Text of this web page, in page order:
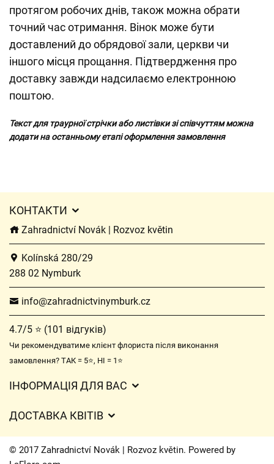
протягом робочих днів, також можна обрати
точний час отримання. Вінок може бути
доставлений до обрядової зали, церкви чи
іншого місця прощання. Підтвердження про
доставку завжди надсилаємо електронною
поштою.
Текст для траурної стрічки або листівки зі співчуттям можна
додати на останньому етапі оформлення замовлення
КОНТАКТИ
Zahradnictví Novák | Rozvoz květin
Kolínská 280/29
288 02 Nymburk
info@zahradnictvinymburk.cz
4.7/5 ⭐ (101 відгуків)
Чи рекомендуватиме клієнт флориста після виконання
замовлення? ТАК = 5⭐, НІ = 1⭐
ІНФОРМАЦІЯ ДЛЯ ВАС
Захист персональних даних
Час доставки квітів – огляд можливостей
ДОСТАВКА КВІТІВ
Вартість доставки
Куди ми доставляємо квіти
© 2017 Zahradnictví Novák | Rozvoz květin. Powered by